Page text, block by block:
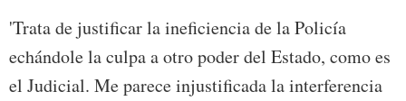
'Trata de justificar la ineficiencia de la Policía
echándole la culpa a otro poder del Estado, como es
el Judicial. Me parece injustificada la interferencia